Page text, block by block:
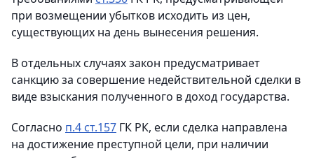
при возмещении убытков исходить из цен,
существующих на день вынесения решения.
В отдельных случаях закон предусматривает
санкцию за совершение недействительной сделки в
виде взыскания полученного в доход государства.
Согласно п.4 ст.157 ГК РК, если сделка направлена
на достижение преступной цели, при наличии